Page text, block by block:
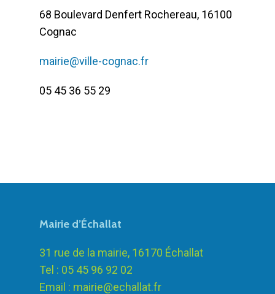
68 Boulevard Denfert Rochereau, 16100
Cognac
mairie@ville-cognac.fr
05 45 36 55 29
Mairie d’Échallat
31 rue de la mairie, 16170 Échallat
Tel : 05 45 96 92 02
Email : mairie@echallat.fr